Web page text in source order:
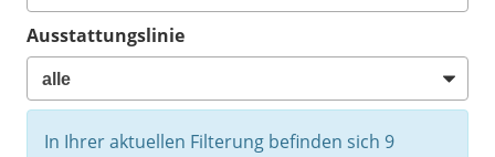
Ausstattungslinie
In Ihrer aktuellen Filterung befinden sich 9